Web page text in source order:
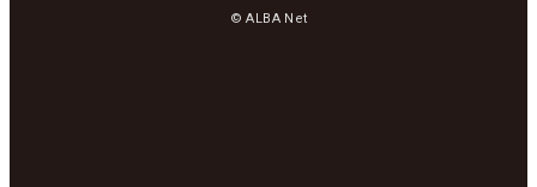
© ALBA Net